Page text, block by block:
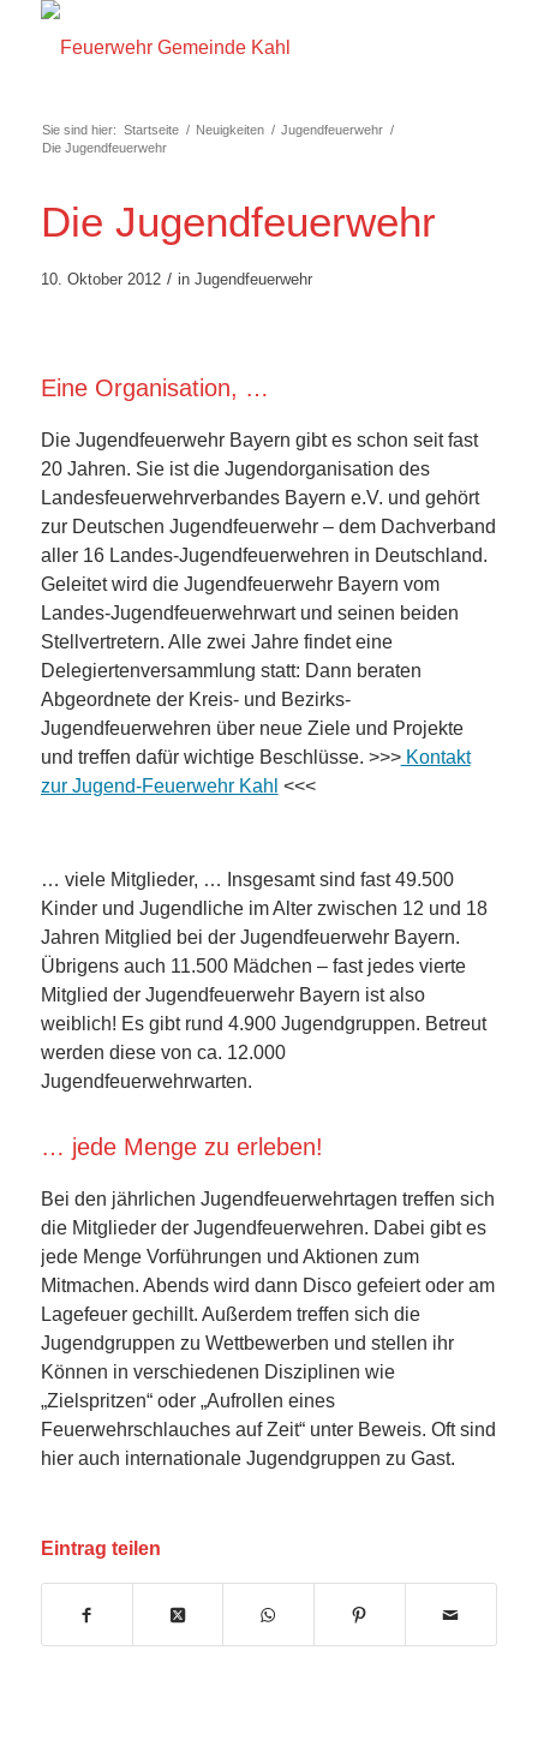
Sie sind hier: Startseite / Neuigkeiten / Jugendfeuerwehr /
Die Jugendfeuerwehr
Die Jugendfeuerwehr
10. Oktober 2012 / in Jugendfeuerwehr
Eine Organisation, …
Die Jugendfeuerwehr Bayern gibt es schon seit fast
20 Jahren. Sie ist die Jugendorganisation des
Landesfeuerwehrverbandes Bayern e.V. und gehört
zur Deutschen Jugendfeuerwehr – dem Dachverband
aller 16 Landes-Jugendfeuerwehren in Deutschland.
Geleitet wird die Jugendfeuerwehr Bayern vom
Landes-Jugendfeuerwehrwart und seinen beiden
Stellvertretern. Alle zwei Jahre findet eine
Delegiertenversammlung statt: Dann beraten
Abgeordnete der Kreis- und Bezirks-
Jugendfeuerwehren über neue Ziele und Projekte
und treffen dafür wichtige Beschlüsse. >>>Kontakt
zur Jugend-Feuerwehr Kahl <<<
… viele Mitglieder, … Insgesamt sind fast 49.500
Kinder und Jugendliche im Alter zwischen 12 und 18
Jahren Mitglied bei der Jugendfeuerwehr Bayern.
Übrigens auch 11.500 Mädchen – fast jedes vierte
Mitglied der Jugendfeuerwehr Bayern ist also
weiblich! Es gibt rund 4.900 Jugendgruppen. Betreut
werden diese von ca. 12.000
Jugendfeuerwehrwarten.
… jede Menge zu erleben!
Bei den jährlichen Jugendfeuerwehrtagen treffen sich
die Mitglieder der Jugendfeuerwehren. Dabei gibt es
jede Menge Vorführungen und Aktionen zum
Mitmachen. Abends wird dann Disco gefeiert oder am
Lagefeuer gechillt. Außerdem treffen sich die
Jugendgruppen zu Wettbewerben und stellen ihr
Können in verschiedenen Disziplinen wie
„Zielspritzen“ oder „Aufrollen eines
Feuerwehrschlauches auf Zeit“ unter Beweis. Oft sind
hier auch internationale Jugendgruppen zu Gast.
Eintrag teilen